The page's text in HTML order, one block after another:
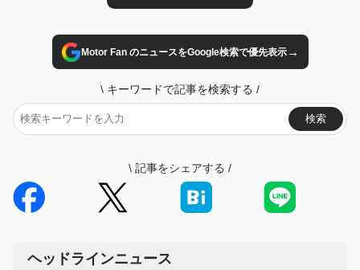
Motor Fan のニュースをGoogle検索で優先表示→
\ キーワードで記事を検索する /
検索
\ 記事をシェアする /
ヘッドラインニュース